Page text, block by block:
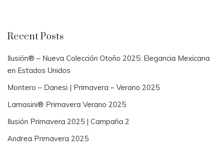
Recent Posts
Ilusión® – Nueva Colección Otoño 2025: Elegancia Mexicana
en Estados Unidos
Montero – Danesi | Primavera – Verano 2025
Lamasini® Primavera Verano 2025
Ilusión Primavera 2025 | Campaña 2
Andrea Primavera 2025